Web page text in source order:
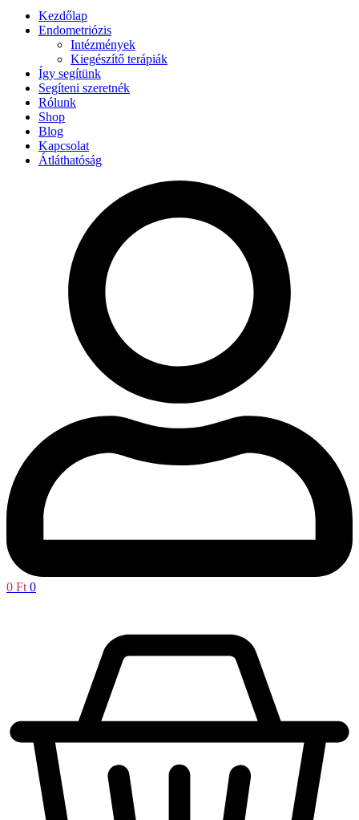
Kezdőlap
Endometriózis
Intézmények
Kiegészítő terápiák
Így segítünk
Segíteni szeretnék
Rólunk
Shop
Blog
Kapcsolat
Átláthatóság
0 Ft 0